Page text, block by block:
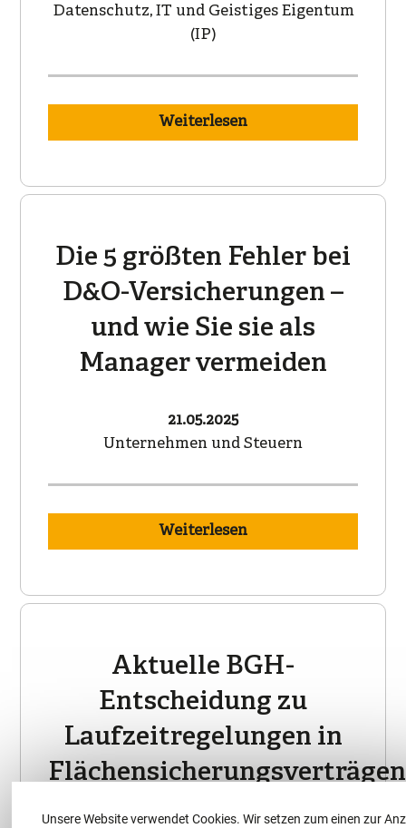
Datenschutz, IT und Geistiges Eigentum
(IP)
Weiterlesen
Die 5 größten Fehler bei
D&O-Versicherungen –
und wie Sie sie als
Manager vermeiden
21.05.2025
Unternehmen und Steuern
Weiterlesen
Aktuelle BGH-
Entscheidung zu
Laufzeitregelungen in
Flächensicherungsverträgen
Unsere Website verwendet Cookies. Wir setzen zum einen zur